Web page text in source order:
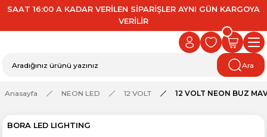
SAAT 16:00 A KADAR VERİLEN SİPARİŞLER AYNI GÜN KARGOYA
VERİLİR
Ara
Anasayfa NEON LED 12 VOLT 12 VOLT NEON BUZ
BORA LED LIGHTING